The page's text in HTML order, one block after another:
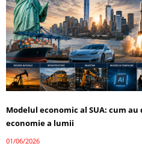
Modelul economic al SUA: cum
economie a lumii
01/06/2026